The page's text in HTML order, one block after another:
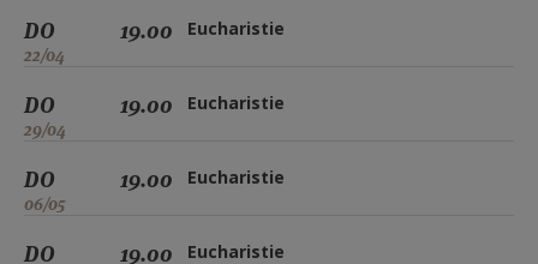
DO
22/04
19.00 Eucharistie
DO
29/04
19.00 Eucharistie
DO
06/05
19.00 Eucharistie
DO 19.00 Eucharistie